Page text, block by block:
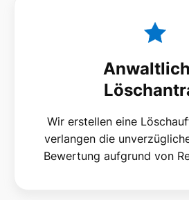
Wir erstellen eine
verlangen die
Bewertung aufgrund von